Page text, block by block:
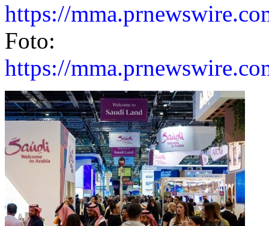
https://
Foto:
https://